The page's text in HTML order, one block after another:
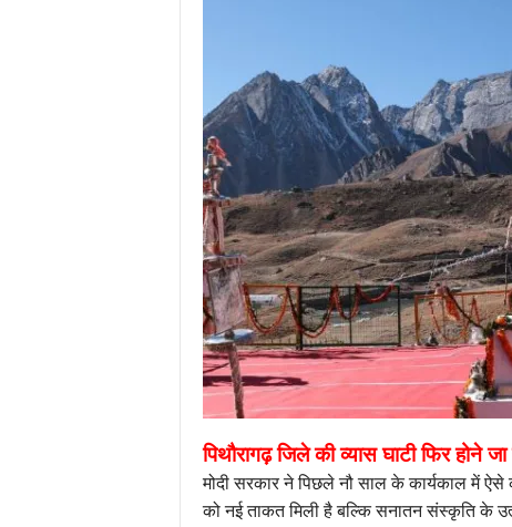
पिथौरागढ़ जिले की व्यास घाटी फिर होने
मोदी सरकार ने पिछले नौ साल के कार्यकाल में
को नई ताकत मिली है बल्कि सनातन संस्कृति के